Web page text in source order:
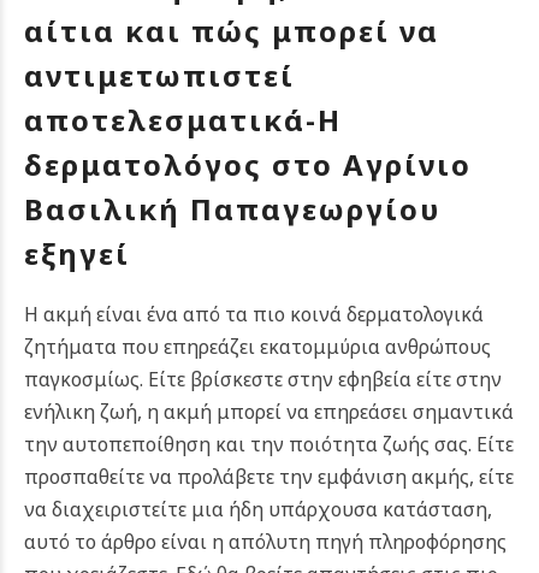
αίτια και πώς μπορεί να
αντιμετωπιστεί
αποτελεσματικά-Η
δερματολόγος στο Αγρίνιο
Βασιλική Παπαγεωργίου
εξηγεί
Η ακμή είναι ένα από τα πιο κοινά δερματολογικά
ζητήματα που επηρεάζει εκατομμύρια ανθρώπους
παγκοσμίως. Είτε βρίσκεστε στην εφηβεία είτε στην
ενήλικη ζωή, η ακμή μπορεί να επηρεάσει σημαντικά
την αυτοπεποίθηση και την ποιότητα ζωής σας. Είτε
προσπαθείτε να προλάβετε την εμφάνιση ακμής, είτε
να διαχειριστείτε μια ήδη υπάρχουσα κατάσταση,
αυτό το άρθρο είναι η απόλυτη πηγή πληροφόρησης